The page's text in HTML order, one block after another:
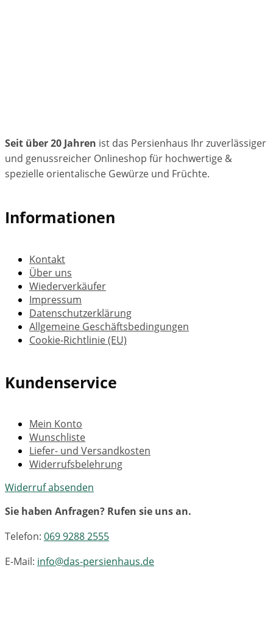
Seit über 20 Jahren ist das Persienhaus Ihr zuverlässiger
und genussreicher Onlineshop für hochwertige &
spezielle orientalische Gewürze und Früchte.
Informationen
Kontakt
Über uns
Wiederverkäufer
Impressum
Datenschutzerklärung
Allgemeine Geschäftsbedingungen
Cookie-Richtlinie (EU)
Kundenservice
Mein Konto
Wunschliste
Liefer- und Versandkosten
Widerrufsbelehrung
Widerruf absenden
Sie haben Anfragen? Rufen sie uns an.
Telefon: 069 9288 2555
E-Mail: info@das-persienhaus.de